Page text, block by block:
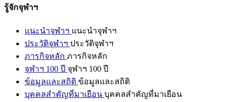
รู้จักจุฬาฯ
แนะนำจุฬาฯ แนะนำจุฬาฯ
ประวัติจุฬาฯ ประวัติจุฬาฯ
ภารกิจหลัก ภารกิจหลัก
จุฬาฯ 100 ปี จุฬาฯ 100 ปี
ข้อมูลและสถิติ ข้อมูลและสถิติ
บุคคลสำคัญที่มาเยือน บุคคลสำคัญที่มาเยือน